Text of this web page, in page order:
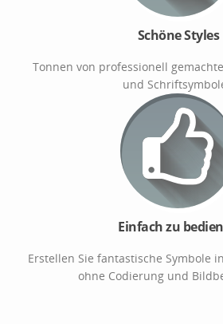
Schöne Styles
Tonnen von professionell
und
Einfach zu
Erstellen Sie fantastische Symbole
ohne Codierung und